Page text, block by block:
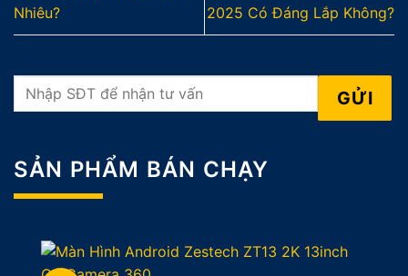
Nhiêu?
2025 Có Đáng Lắp Không?
SẢN PHẨM BÁN CHẠY